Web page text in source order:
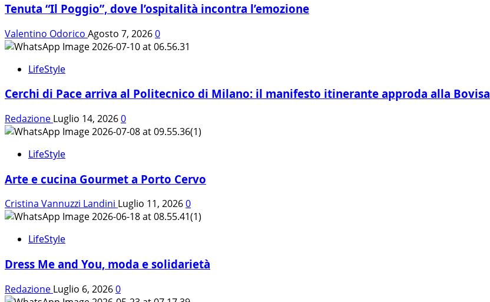
Tenuta “Il Poggio”, dove l’ospitalità incontra l’emozione
Valentino Odorico Agosto 7, 20260
LifeStyle
Cerchi di Pace arriva al Politecnico di Milano: il manifesto itinerante approda alla Bovisa
Redazione Luglio 14, 20260
LifeStyle
Arte e cucina Gourmet a Porto Cervo
Cristina Vannuzzi Landini Luglio 11, 20260
LifeStyle
Dress Me and You, moda e solidarietà
Redazione Luglio 6, 20260